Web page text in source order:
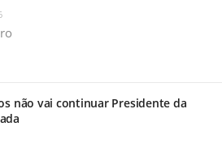
não vai continuar Presidente da